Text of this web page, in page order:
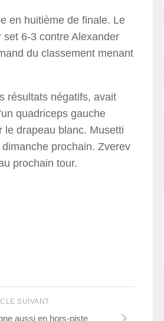
en huitième de finale. Le
6-3 contre Alexander
du classement menant
résultats négatifs, avait
quadriceps gauche
le drapeau blanc. Musetti
prochain. Zverev
prochain tour.
SUIVANT
aussi en hors-piste